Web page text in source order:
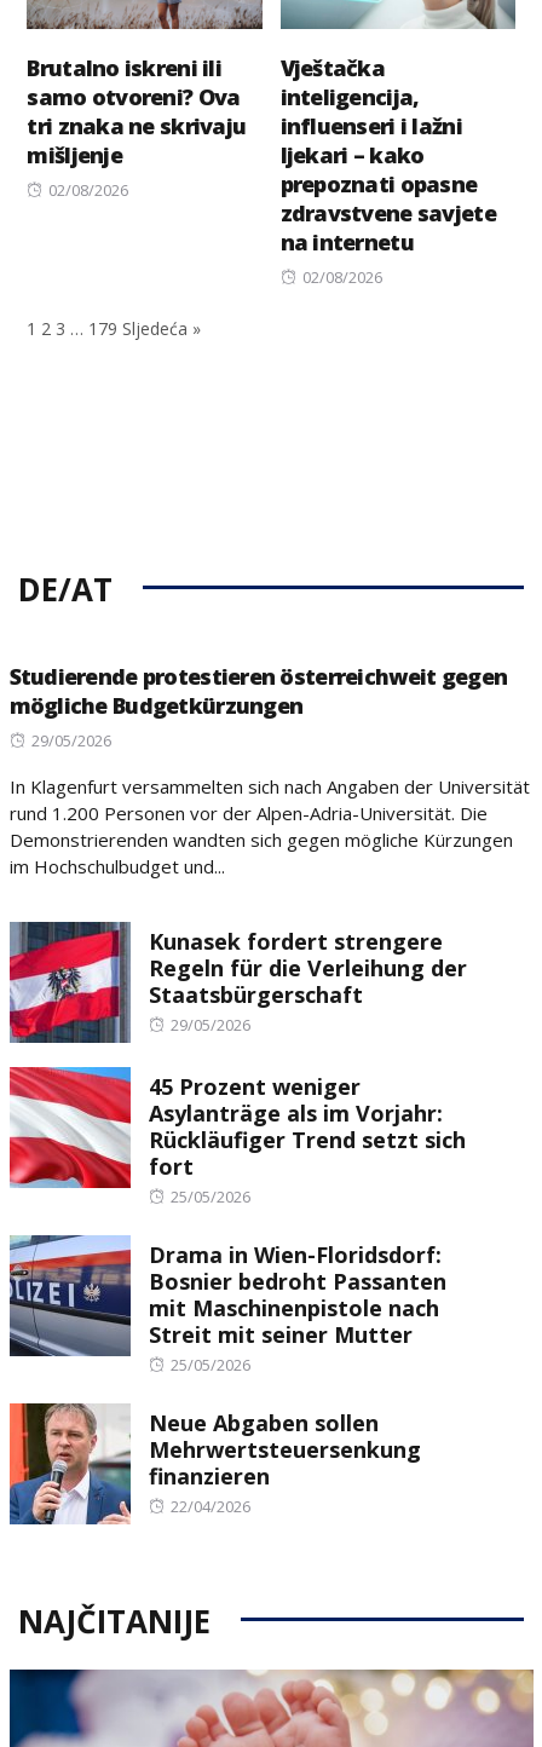
Brutalno iskreni ili
samo otvoreni? Ova
tri znaka ne skrivaju
mišljenje
Posted
02/08/2026
Vještačka
inteligencija,
influenseri i lažni
ljekari – kako
prepoznati opasne
zdravstvene savjete
na internetu
Posted
02/08/2026
1 2 3 … 179 Sljedeća »
DE/AT
Studierende protestieren österreichweit gegen
mögliche Budgetkürzungen
Posted
29/05/2026
In Klagenfurt versammelten sich nach Angaben der Universität
rund 1.200 Personen vor der Alpen-Adria-Universität. Die
Demonstrierenden wandten sich gegen mögliche Kürzungen
im Hochschulbudget und...
Kunasek fordert strengere
Regeln für die Verleihung der
Staatsbürgerschaft
Posted
29/05/2026
45 Prozent weniger
Asylanträge als im Vorjahr:
Rückläufiger Trend setzt sich
fort
Posted
25/05/2026
Drama in Wien-Floridsdorf:
Bosnier bedroht Passanten
mit Maschinenpistole nach
Streit mit seiner Mutter
Posted
25/05/2026
Neue Abgaben sollen
Mehrwertsteuersenkung
finanzieren
Posted
22/04/2026
NAJČITANIJE